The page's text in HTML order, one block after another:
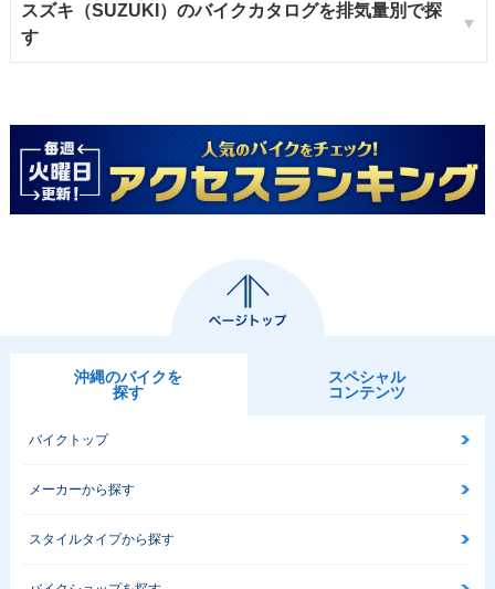
スズキ（SUZUKI）のバイクカタログを排気量別で探
す
沖縄のバイクを
探す
スペシャル
コンテンツ
バイクトップ
メーカーから探す
スタイルタイプから探す